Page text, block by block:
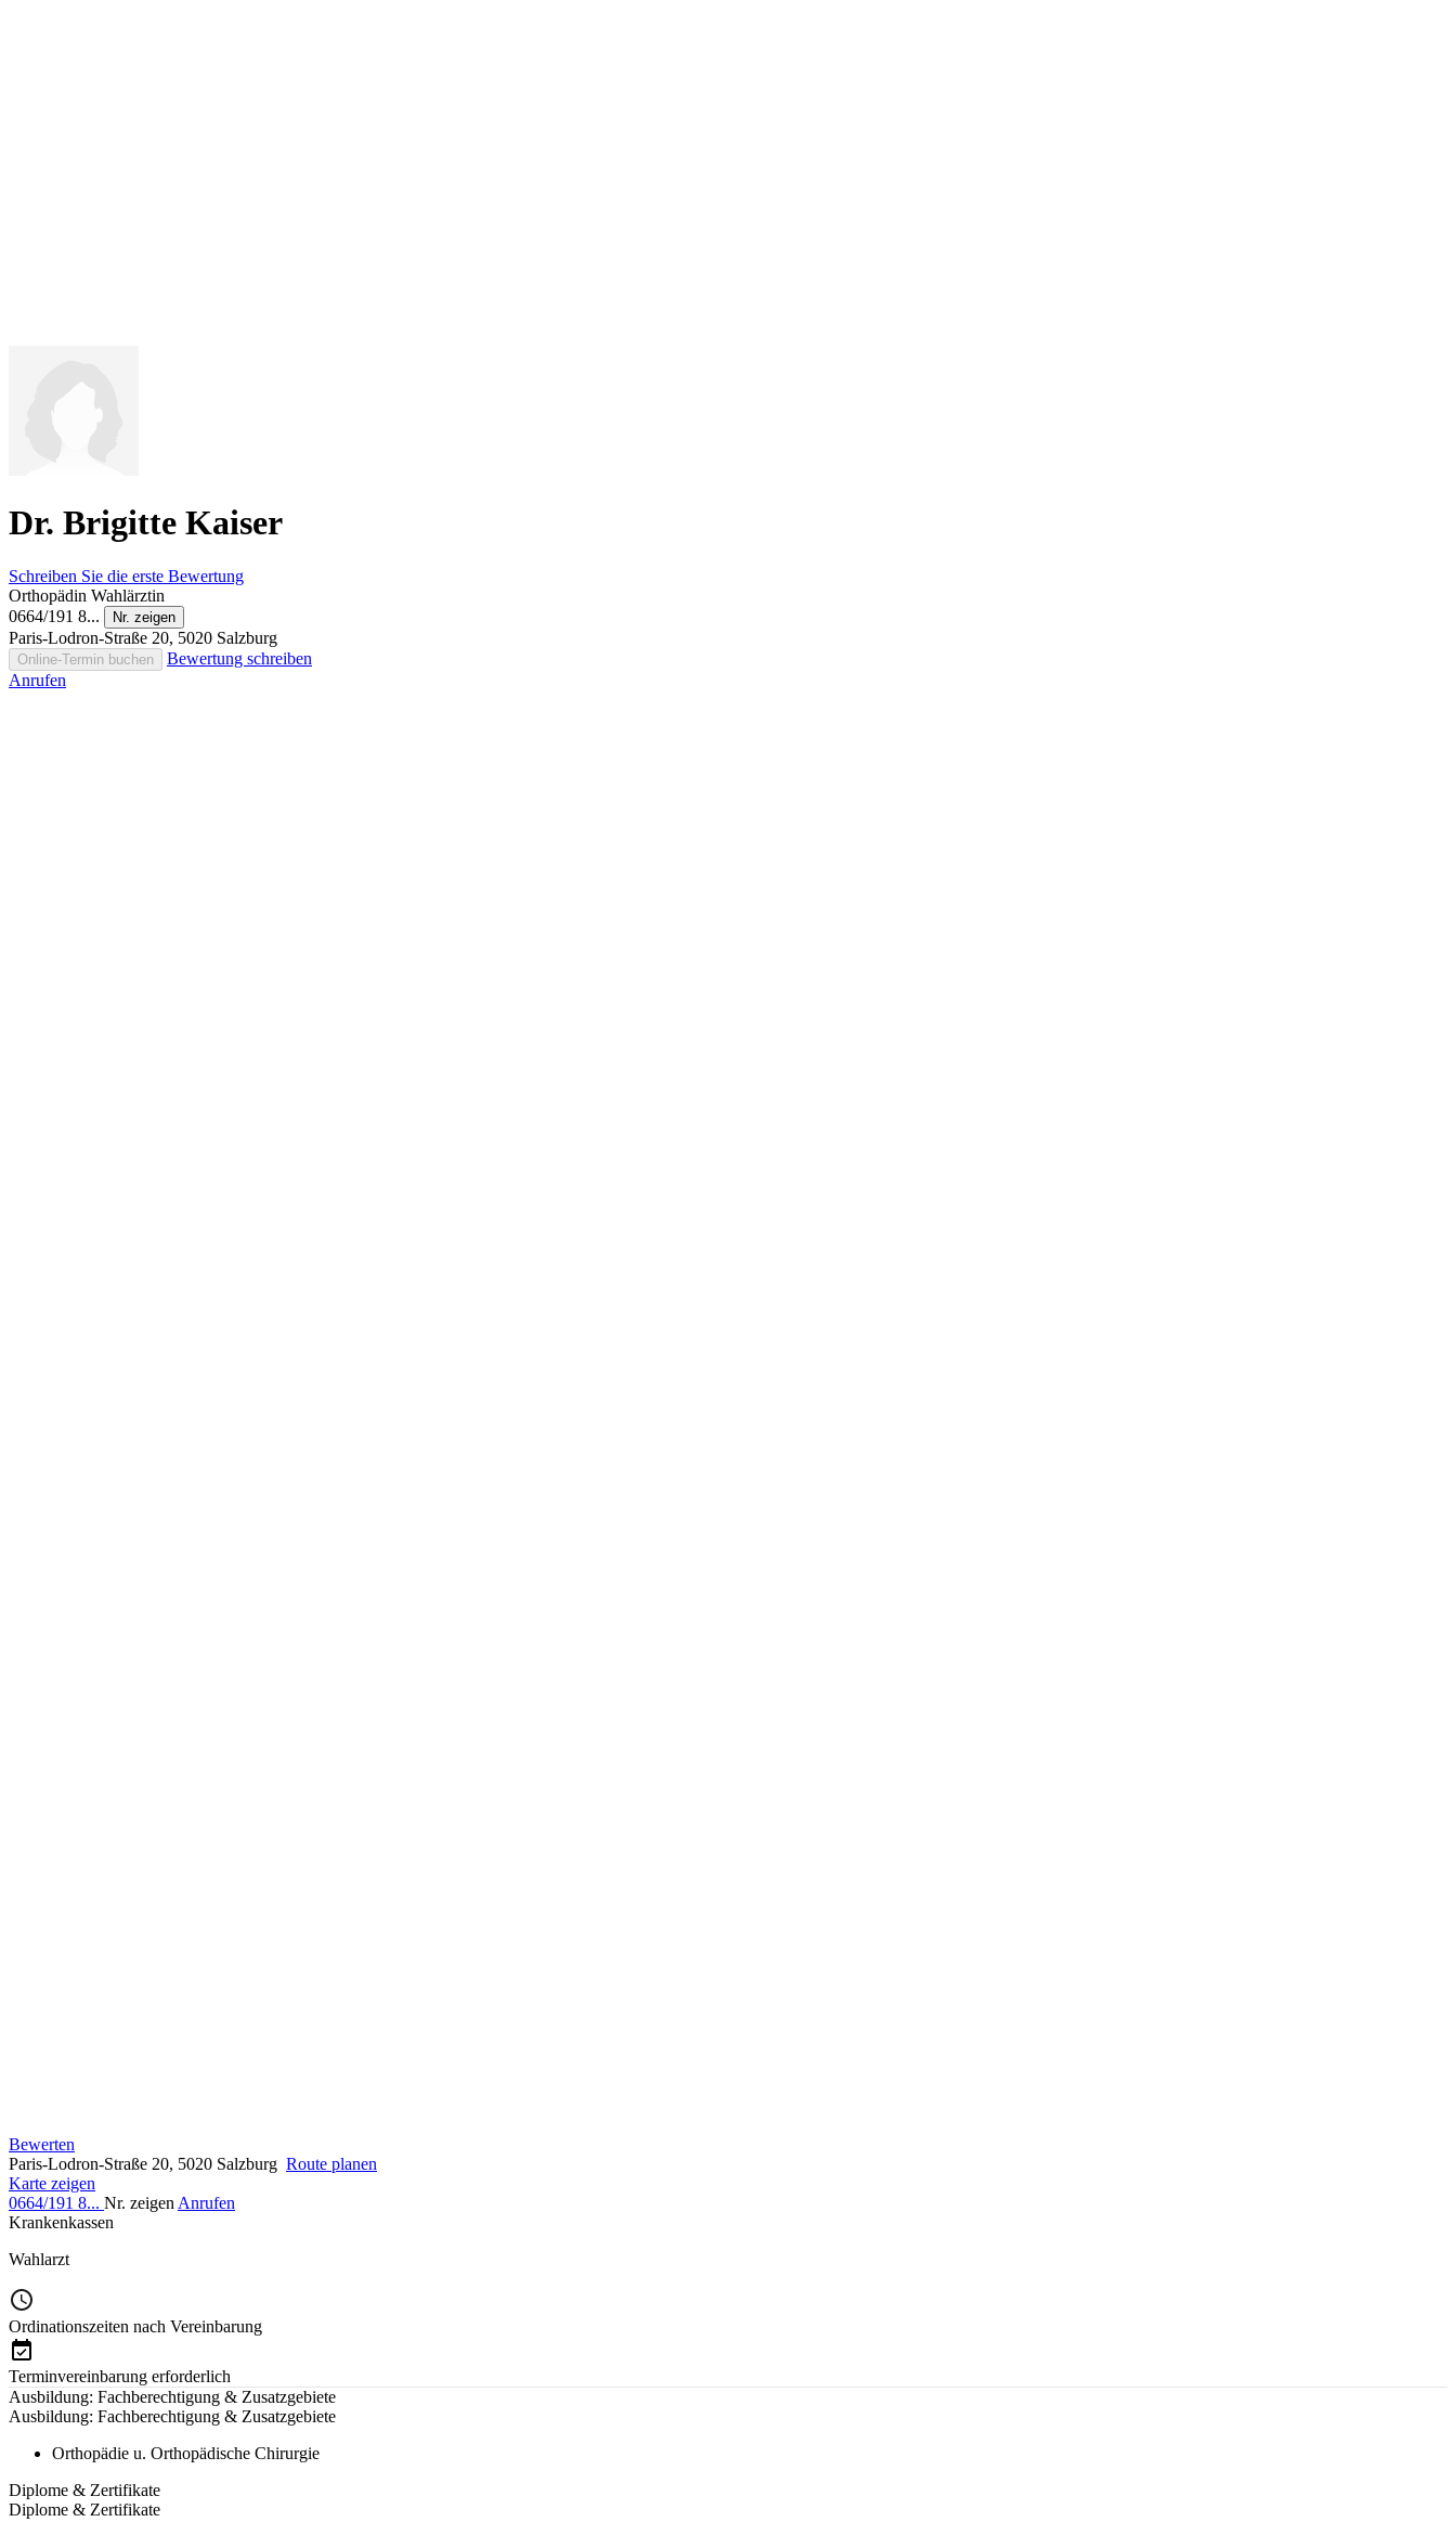
Dr. Brigitte Kaiser
Schreiben Sie die erste Bewertung
Orthopädin Wahlärztin
0664/191 8...
Nr. zeigen
Paris-Lodron-Straße 20, 5020 Salzburg
Online-Termin buchen
Bewertung schreiben
Anrufen
Bewerten
Paris-Lodron-Straße 20, 5020 Salzburg Route planen
Karte zeigen
0664/191 8... Nr. zeigen Anrufen
Krankenkassen
Wahlarzt
Ordinationszeiten nach Vereinbarung
Terminvereinbarung erforderlich
Ausbildung: Fachberechtigung & Zusatzgebiete
Ausbildung: Fachberechtigung & Zusatzgebiete
Orthopädie u. Orthopädische Chirurgie
Diplome & Zertifikate
Diplome & Zertifikate